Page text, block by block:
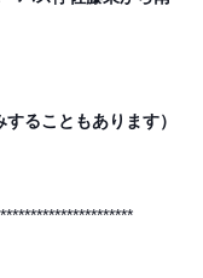
ることもあります）